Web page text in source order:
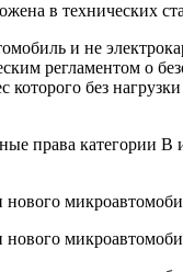
в технических
и не
регламентом о
которого без
права категории В